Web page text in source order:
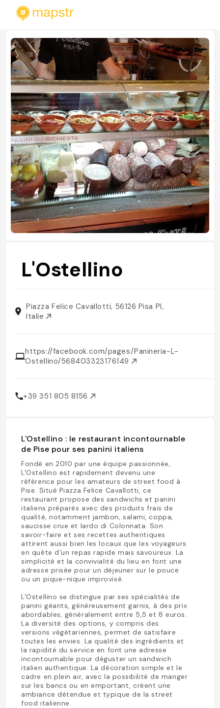
L'Ostellino
Piazza Felice Cavallotti, 56126 Pisa PI,
Italie
https://facebook.com/pages/Panineria-L-
Ostellino/568403323176149
+39 351 805 8156
L'Ostellino : le restaurant incontournable
de Pise pour ses panini italiens
Fondé en 2010 par une équipe passionnée,
L'Ostellino est rapidement devenu une
référence pour les amateurs de street food à
Pise. Situé Piazza Felice Cavallotti, ce
restaurant propose des sandwichs et panini
italiens préparés avec des produits frais de
qualité, notamment jambon, salami, coppa,
saucisse crue et lardo di Colonnata. Son
savoir-faire et ses recettes authentiques
attirent aussi bien les locaux que les voyageurs
en quête d’un repas rapide mais savoureux. La
simplicité et la convivialité du lieu en font une
adresse prisée pour un déjeuner sur le pouce
ou un pique-nique improvisé.
L'Ostellino se distingue par ses spécialités de
panini géants, généreusement garnis, à des prix
abordables, généralement entre 5,5 et 8 euros.
La diversité des options, y compris des
versions végétariennes, permet de satisfaire
toutes les envies. La qualité des ingrédients et
la rapidité du service en font une adresse
incontournable pour déguster un sandwich
italien authentique. La décoration simple et le
cadre en plein air, avec la possibilité de manger
sur les bancs ou en emportant, créent une
ambiance détendue et typique de la street
food italienne.